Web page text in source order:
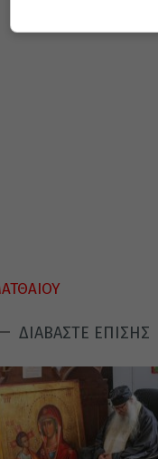
ΔΙΑΒΑΣΤΕ ΕΠΙΣΗΣ